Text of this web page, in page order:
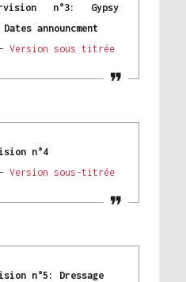
n°3: Gypsy
announcment
Version sous titrée
n°4
Version sous-titrée
n°5: Dressage